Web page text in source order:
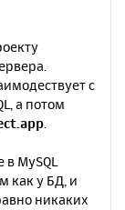
с
а потом
.
MySQL
как у БД, и
никаких